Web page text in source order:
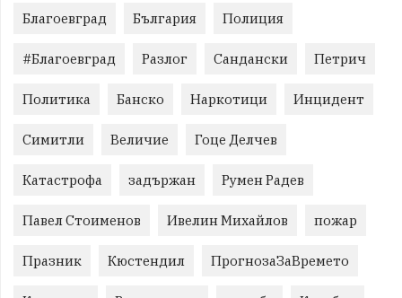
Благоевград България Полиция
#Благоевград Разлог Сандански Петрич
Политика Банско Наркотици Инцидент
Симитли Величие Гоце Делчев
Катастрофа задържан Румен Радев
Павел Стоименов Ивелин Михайлов пожар
Празник Кюстендил ПрогнозаЗаВремето